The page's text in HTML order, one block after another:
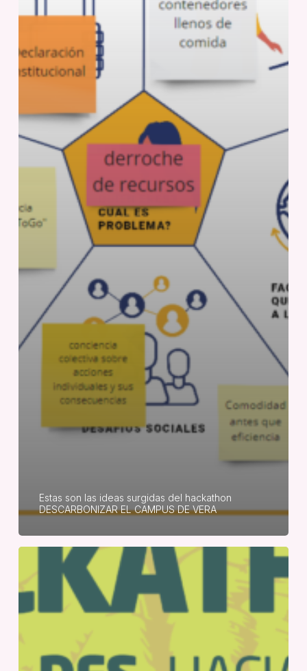
Estas son las ideas surgidas del hackathon
DESCARBONIZAR EL CAMPUS DE VERA